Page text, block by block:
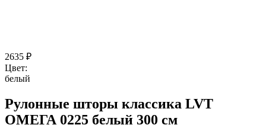
2635 ₽
Цвет:
белый
Рулонные шторы классика LVT
ОМЕГА 0225 белый 300 см